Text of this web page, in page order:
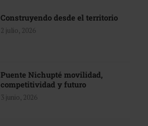
Construyendo desde el territorio
2 julio, 2026
Puente Nichupté movilidad,
competitividad y futuro
3 junio, 2026